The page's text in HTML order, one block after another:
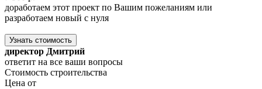
доработаем этот проект по Вашим пожеланиям или
разработаем новый с нуля
Узнать стоимость
директор Дмитрий
ответит на все ваши вопросы
Стоимость строительства
Цена от